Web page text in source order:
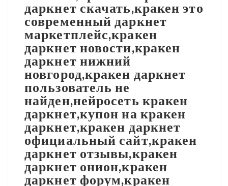
даркнет скачать,кракен это
современный даркнет
маркетплейс,кракен
даркнет новости,кракен
даркнет нижний
новгород,кракен даркнет
пользователь не
найден,нейросеть кракен
даркнет,купон на кракен
даркнет,кракен даркнет
официальный сайт,кракен
даркнет отзывы,кракен
даркнет онион,кракен
даркнет форум,кракен